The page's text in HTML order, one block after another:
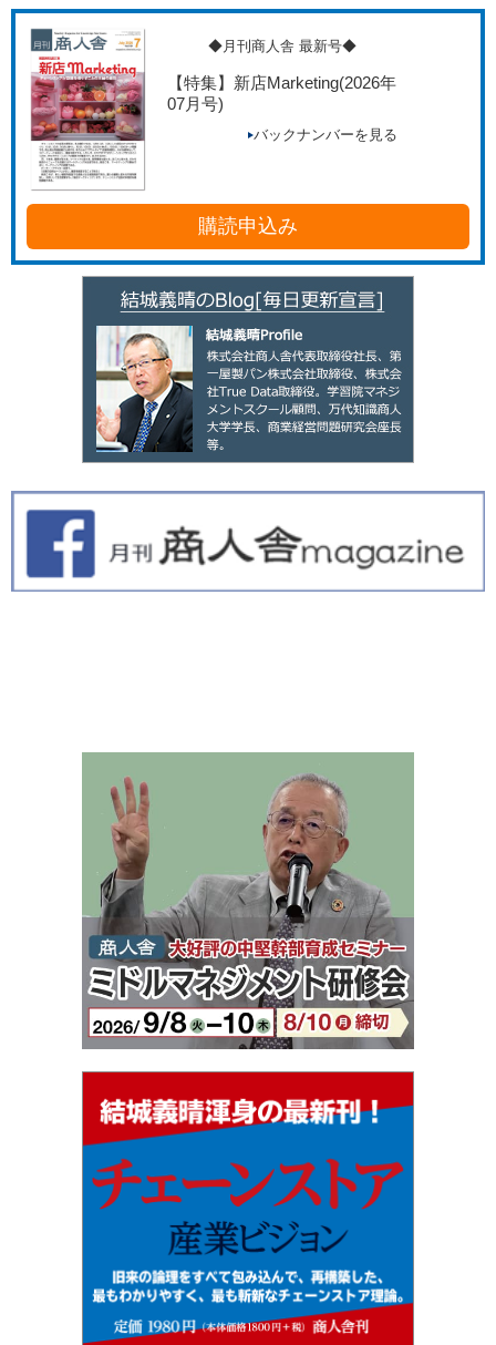
◆月刊商人舎 最新号◆
【特集】新店Marketing(2026年
07月号)
バックナンバーを見る
購読申込み